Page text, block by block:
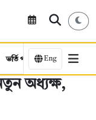
ভর্তি পরীক্ষা কর্মসংস্থান
Eng
অধ্যক্ষ,